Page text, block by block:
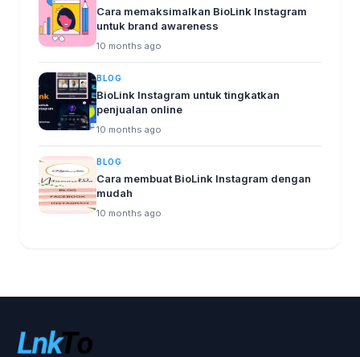
Cara memaksimalkan BioLink Instagram
untuk brand awareness
10 months ago
BLOG
BioLink Instagram untuk tingkatkan
penjualan online
10 months ago
BLOG
Cara membuat BioLink Instagram dengan
mudah
10 months ago